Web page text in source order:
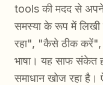
tools की मदद से
समस्या के रूप में
रहा", "कैसे ठीक
भाषा। यह साफ संकेत
समाधान खोज रहा है।